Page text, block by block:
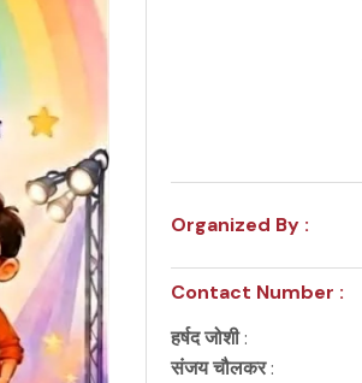
Organized By :
Contact Number :
हर्षद जोशी:
संजय चौलकर: